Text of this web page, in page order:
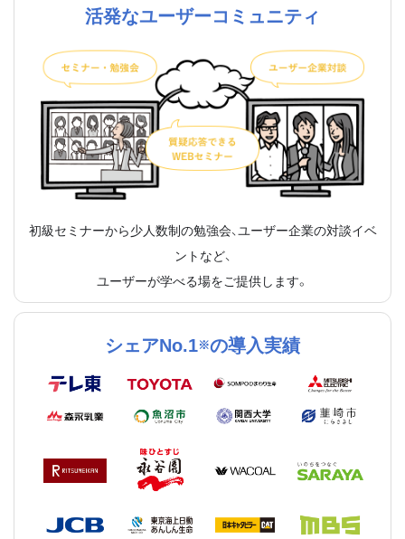
活発なユーザーコミュニティ
初級セミナーから少人数制の勉強会、ユーザー企業の対談イベ
ントなど、
ユーザーが学べる場をご提供します。
シェアNo.1※の導入実績